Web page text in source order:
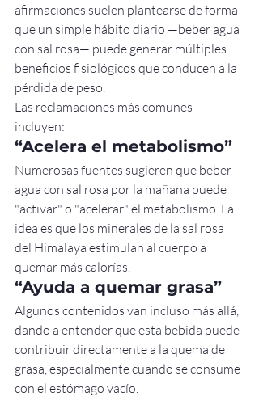
afirmaciones suelen plantearse de forma
que un simple hábito diario —beber agua
con sal rosa— puede generar múltiples
beneficios fisiológicos que conducen a la
pérdida de peso.
Las reclamaciones más comunes
incluyen:
“Acelera el metabolismo”
Numerosas fuentes sugieren que beber
agua con sal rosa por la mañana puede
"activar" o "acelerar" el metabolismo. La
idea es que los minerales de la sal rosa
del Himalaya estimulan al cuerpo a
quemar más calorías.
“Ayuda a quemar grasa”
Algunos contenidos van incluso más allá,
dando a entender que esta bebida puede
contribuir directamente a la quema de
grasa, especialmente cuando se consume
con el estómago vacío.